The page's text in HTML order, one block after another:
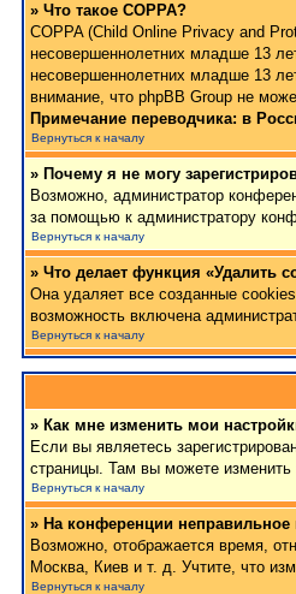
» Что такое COPPA?
COPPA (Child Online Privacy and
несовершеннолетних младше 13
несовершеннолетних младше 13
внимание, что phpBB Group не
Примечание переводчика: в
Вернуться к началу
» Почему я не могу
Возможно, администратор
за помощью к администратору
Вернуться к началу
» Что делает функция «Удалить
Она удаляет все созданные
возможность включена
Вернуться к началу
» Как мне изменить мои
Если вы являетесь
страницы. Там вы можете изменить
Вернуться к началу
» На конференции неправильное
Возможно, отображается время,
Москва, Киев и т. д. Учтите, что
Вернуться к началу